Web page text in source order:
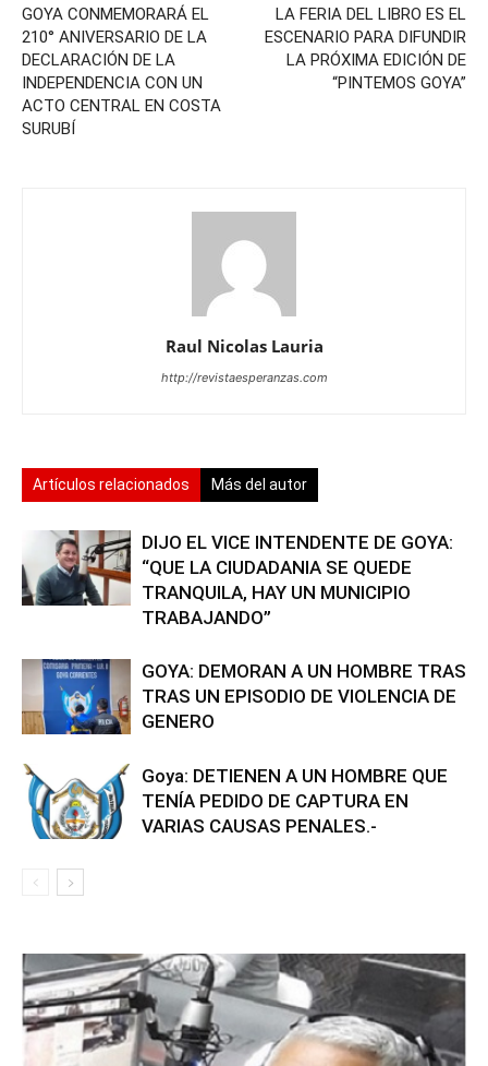
GOYA CONMEMORARÁ EL
210° ANIVERSARIO DE LA
DECLARACIÓN DE LA
INDEPENDENCIA CON UN
ACTO CENTRAL EN COSTA
SURUBÍ
LA FERIA DEL LIBRO ES EL
ESCENARIO PARA DIFUNDIR
LA PRÓXIMA EDICIÓN DE
“PINTEMOS GOYA”
Raul Nicolas Lauria
http://revistaesperanzas.com
Artículos relacionados Más del autor
DIJO EL VICE INTENDENTE DE GOYA:
“QUE LA CIUDADANIA SE QUEDE
TRANQUILA, HAY UN MUNICIPIO
TRABAJANDO”
GOYA: DEMORAN A UN HOMBRE TRAS
TRAS UN EPISODIO DE VIOLENCIA DE
GENERO
Goya: DETIENEN A UN HOMBRE QUE
TENÍA PEDIDO DE CAPTURA EN
VARIAS CAUSAS PENALES.-